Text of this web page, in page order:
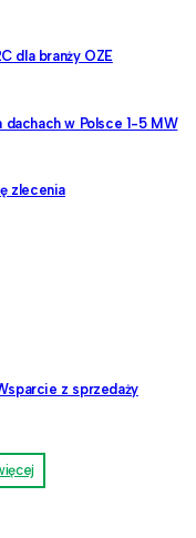
dla branży OZE
dachach w Polsce 1-5 MW
zlecenia
z sprzedaży